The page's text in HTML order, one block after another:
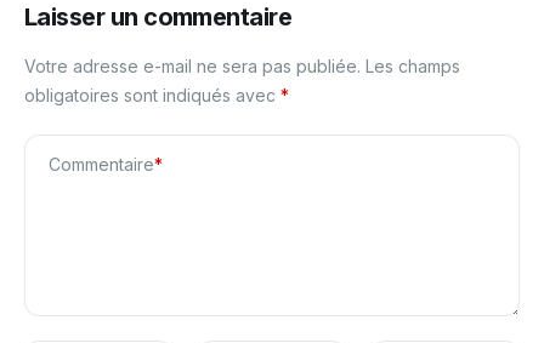
Laisser un commentaire
Votre adresse e-mail ne sera pas publiée. Les champs
obligatoires sont indiqués avec *
Commentaire*